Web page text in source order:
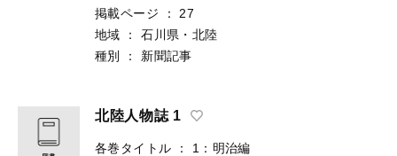
掲載ページ
：
27
地域
：
石川県・北陸
種別
： 新聞記事
北陸人物誌 1
各巻タイトル ：
1：明治編